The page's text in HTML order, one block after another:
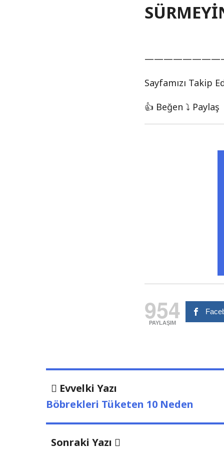
Sayfamızı Takip
👍 Beğen ⤵ Paylaş
954
PAYLAŞIM
Yazı
dolaşımı
Evvelki Yazı
Yazı
Böbrekleri Tüketen 10 Neden
Sonraki Yazı